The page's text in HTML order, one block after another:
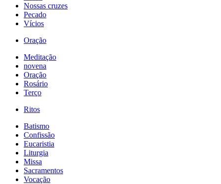
Nossas cruzes
Pecado
Vícios
Oração
Meditação
novena
Oração
Rosário
Terço
Ritos
Batismo
Confissão
Eucaristia
Liturgia
Missa
Sacramentos
Vocação